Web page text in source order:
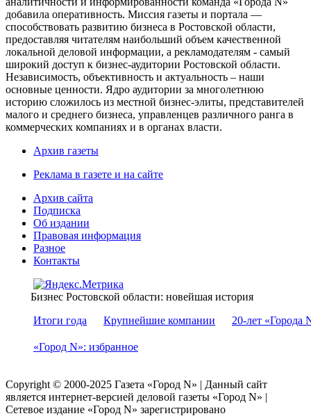
добавила оперативность. Миссия газеты и портала —
способствовать развитию бизнеса в Ростовской области,
предоставляя читателям наибольший объем качественной
локальной деловой информации, а рекламодателям - самый
широкий доступ к бизнес-аудитории Ростовской области.
Независимость, объективность и актуальность – наши
основные ценности. Ядро аудитории за многолетнюю
историю сложилось из местной бизнес-элиты, представителей
малого и среднего бизнеса, управленцев различного ранга в
коммерческих компаниях и в органах власти.
Архив газеты
Реклама в газете и на сайте
Архив сайта
Подписка
Об издании
Правовая информация
Разное
Контакты
Бизнес Ростовской области: новейшая история
Итоги года
Крупнейшие компании 20-лет «Города
«Город N»: избранное
Copyright © 2000-2025 Газета «Город N» | Данный сайт
является интернет-версией деловой газеты «Город N» |
Сетевое издание «Город N» зарегистрировано